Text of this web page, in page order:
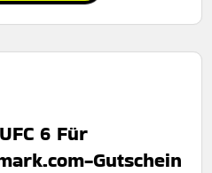
6 Für
Gutschein